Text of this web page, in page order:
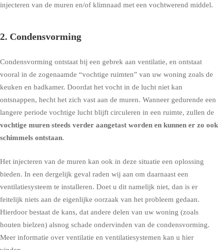
injecteren van de muren en/of klimnaad met een vochtwerend middel.
2. Condensvorming
Condensvorming ontstaat bij een gebrek aan ventilatie, en ontstaat
vooral in de zogenaamde “vochtige ruimten” van uw woning zoals de
keuken en badkamer. Doordat het vocht in de lucht niet kan
ontsnappen, hecht het zich vast aan de muren. Wanneer gedurende een
langere periode vochtige lucht blijft circuleren in een ruimte, zullen de
vochtige muren steeds verder aangetast worden en kunnen er zo ook
schimmels ontstaan.
Het injecteren van de muren kan ook in deze situatie een oplossing
bieden. In een dergelijk geval raden wij aan om daarnaast een
ventilatiesysteem te installeren. Doet u dit namelijk niet, dan is er
feitelijk niets aan de eigenlijke oorzaak van het probleem gedaan.
Hierdoor bestaat de kans, dat andere delen van uw woning (zoals
houten bielzen) alsnog schade ondervinden van de condensvorming.
Meer informatie over ventilatie en ventilatiesystemen kan u hier